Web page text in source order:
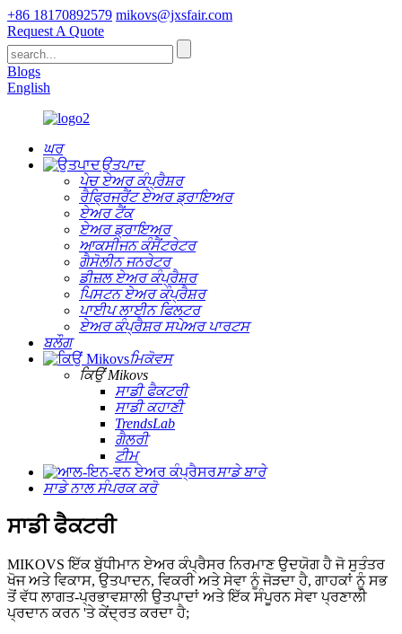
+86 18170892579 mikovs@jxsfair.com
Request A Quote
Blogs
English
ਘਰ
ਉਤਪਾਦ
ਪੇਚ ਏਅਰ ਕੰਪ੍ਰੈਸ਼ਰ
ਰੈਫ੍ਰਿਜਰੈਂਟ ਏਅਰ ਡ੍ਰਾਇਅਰ
ਏਅਰ ਟੈਂਕ
ਏਅਰ ਡ੍ਰਾਇਅਰ
ਆਕਸੀਜਨ ਕੰਸੈਂਟਰੇਟਰ
ਗੈਸੋਲੀਨ ਜਨਰੇਟਰ
ਡੀਜ਼ਲ ਏਅਰ ਕੰਪ੍ਰੈਸ਼ਰ
ਪਿਸਟਨ ਏਅਰ ਕੰਪ੍ਰੈਸ਼ਰ
ਪਾਈਪ ਲਾਈਨ ਫਿਲਟਰ
ਏਅਰ ਕੰਪ੍ਰੈਸ਼ਰ ਸਪੇਅਰ ਪਾਰਟਸ
ਬਲੌਗ
ਮਿਕੋਵਸ
ਕਿਉਂ Mikovs
ਸਾਡੀ ਫੈਕਟਰੀ
ਸਾਡੀ ਕਹਾਣੀ
TrendsLab
ਗੈਲਰੀ
ਟੀਮ
ਸਾਡੇ ਬਾਰੇ
ਸਾਡੇ ਨਾਲ ਸੰਪਰਕ ਕਰੋ
ਸਾਡੀ ਫੈਕਟਰੀ
MIKOVS ਇੱਕ ਬੁੱਧੀਮਾਨ ਏਅਰ ਕੰਪ੍ਰੈਸਰ ਨਿਰਮਾਣ ਉਦਯੋਗ ਹੈ ਜੋ ਸੁਤੰਤਰ
ਖੋਜ ਅਤੇ ਵਿਕਾਸ, ਉਤਪਾਦਨ, ਵਿਕਰੀ ਅਤੇ ਸੇਵਾ ਨੂੰ ਜੋੜਦਾ ਹੈ, ਗਾਹਕਾਂ ਨੂੰ ਸਭ
ਤੋਂ ਵੱਧ ਲਾਗਤ-ਪ੍ਰਭਾਵਸ਼ਾਲੀ ਉਤਪਾਦਾਂ ਅਤੇ ਇੱਕ ਸੰਪੂਰਨ ਸੇਵਾ ਪ੍ਰਣਾਲੀ
ਪ੍ਰਦਾਨ ਕਰਨ 'ਤੇ ਕੇਂਦ੍ਰਤ ਕਰਦਾ ਹੈ;